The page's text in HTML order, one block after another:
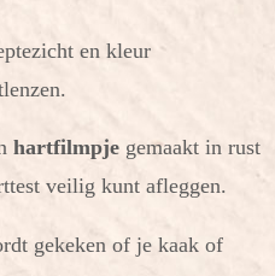
en kleur
hartfilmpje gemaakt in rust
veilig kunt afleggen.
gekeken of je kaak of